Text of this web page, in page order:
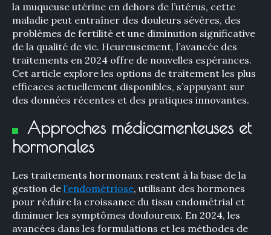
la muqueuse utérine en dehors de l’utérus, cette
maladie peut entraîner des douleurs sévères, des
problèmes de fertilité et une diminution significative
de la qualité de vie. Heureusement, l’avancée des
traitements en 2024 offre de nouvelles espérances.
Cet article explore les options de traitement les plus
efficaces actuellement disponibles, s’appuyant sur
des données récentes et des pratiques innovantes.
Approches médicamenteuses et
hormonales
Les traitements hormonaux restent à la base de la
gestion de l’endométriose, utilisant des hormones
pour réduire la croissance du tissu endométrial et
diminuer les symptômes douloureux. En 2024, les
avancées dans les formulations et les méthodes de